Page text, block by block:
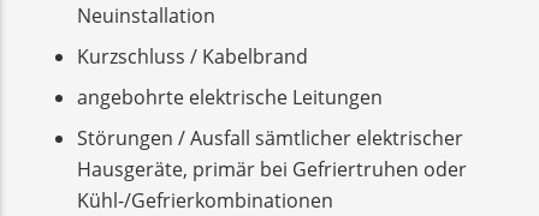
Neuinstallation
Kurzschluss / Kabelbrand
angebohrte elektrische Leitungen
Störungen / Ausfall sämtlicher elektrischer
Hausgeräte, primär bei Gefriertruhen oder
Kühl-/Gefrierkombinationen